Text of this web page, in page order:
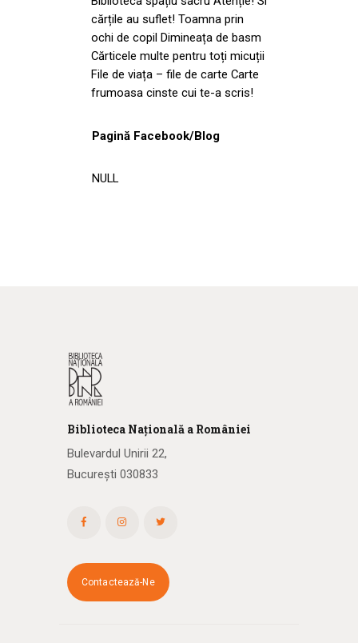
cărțile au suflet! Toamna prin
ochi de copil Dimineața de basm
Cărticele multe pentru toți micuții
File de viața – file de carte Carte
frumoasa cinste cui te-a scris!
Pagină Facebook/Blog
NULL
Biblioteca Națională a României
Bulevardul Unirii 22,
București 030833
Contactează-Ne